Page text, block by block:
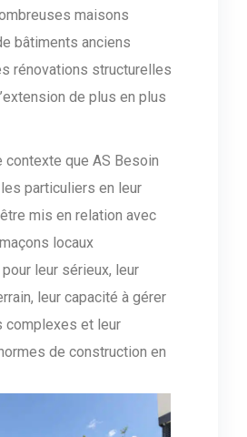
maisons
bâtiments anciens
rénovations structurelles
de plus en plus
contexte que AS Besoin
particuliers en leur
mis en relation avec
locaux
leur sérieux, leur
leur capacité à gérer
complexes et leur
de construction en